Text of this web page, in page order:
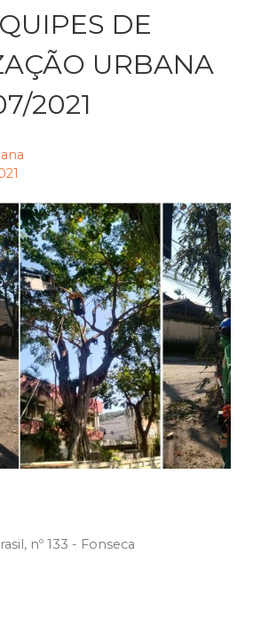
DE
URBANA
2021
nº 133 - Fonseca